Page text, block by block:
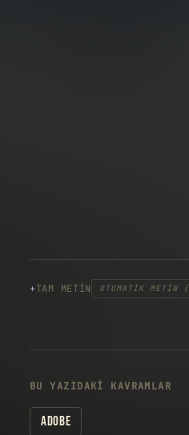
TAM METIN OTOMATIK
BU YAZIDAKI KAVRAMLAR
ADOBE